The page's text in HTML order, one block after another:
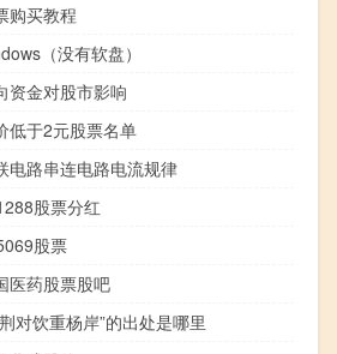
购买教程
（没有软盘）
资金对股市影响
低于2元股票名单
电路串连电路电流规律
股票分红
股票
医药股票股吧
对饮重杨岸”的出处是哪里